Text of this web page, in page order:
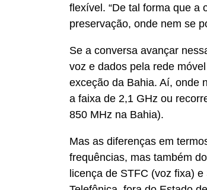
flexível. “De tal forma que a
preservação, onde nem se
Se a conversa avançar
voz e dados pela rede
exceção da Bahia. Aí, onde
a faixa de 2,1 GHz ou
850 MHz na Bahia).
Mas as diferenças em
frequências, mas também
licença de STFC (voz fixa)